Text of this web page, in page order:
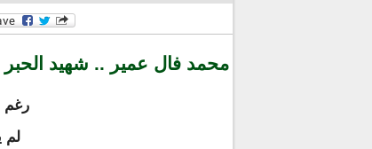
محمد فال عمير .. شهيد الحبر
لم